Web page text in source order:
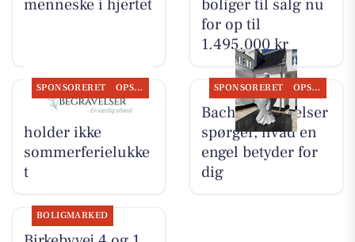
menneske i hjertet
boliger til salg nu
for op til
1.495.000 kr
SPONSORERET OPSLAGSTAVLEN
Bachs Begravelser
holder ikke
sommerferielukke
t
SPONSORERET OPSLAGSTAVLEN
Bachs Begravelser
spørger, hvad en
engel betyder for
dig
BOLIGMARKED